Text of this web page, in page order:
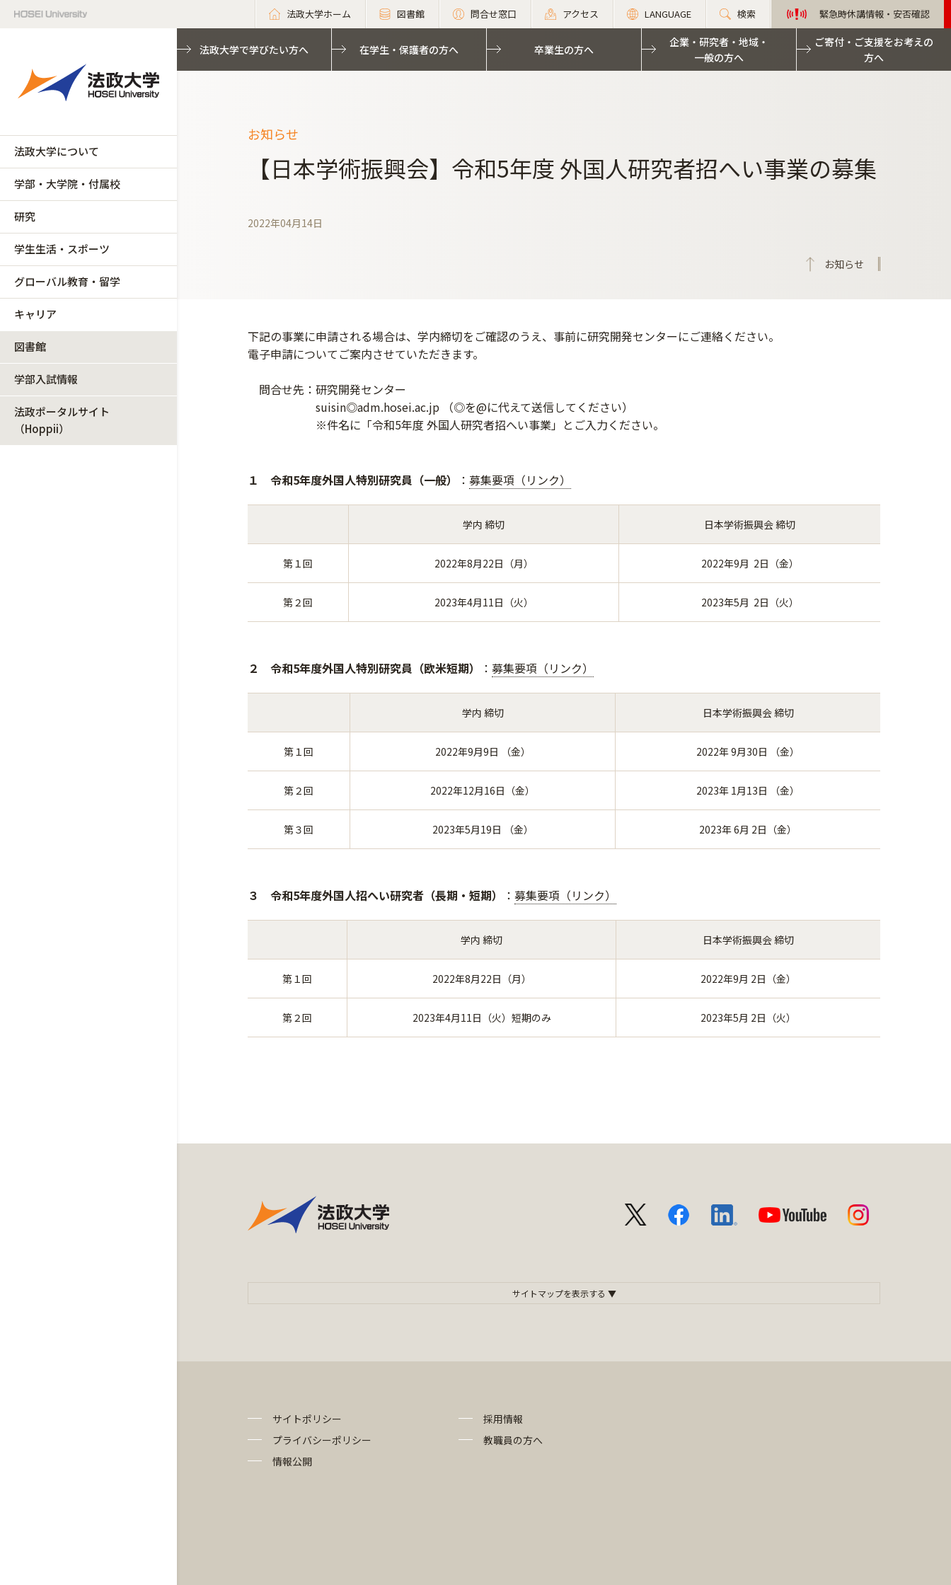
法政大学ホーム 図書館 問合せ窓口 アクセス LANGUAGE 検索 緊急時休講情報・安否確認
法政大学について
学部・大学院・付属校
研究
学生生活・スポーツ
グローバル教育・留学
キャリア
図書館
学部入試情報
法政ポータルサイト
（Hoppii）
法政大学で学びたい方へ 在学生・保護者の方へ 卒業生の方へ
企業・研究者・地域・
一般の方へ
ご寄付・ご支援をお考えの
方へ
お知らせ
【日本学術振興会】令和5年度 外国人研究者招へい事業の募集
2022年04月14日
お知らせ
下記の事業に申請される場合は、学内締切をご確認のうえ、事前に研究開発センターにご連絡ください。
電子申請についてご案内させていただきます。
問合せ先：研究開発センター
suisin◎adm.hosei.ac.jp （◎を@に代えて送信してください）
※件名に「令和5年度 外国人研究者招へい事業」とご入力ください。
１ 令和5年度外国人特別研究員（一般） ： 募集要項（リンク）
学内 締切 日本学術振興会 締切
第１回 2022年8月22日（月） 2022年9月 2日（金）
第２回 2023年4月11日（火） 2023年5月 2日（火）
２ 令和5年度外国人特別研究員（欧米短期） ： 募集要項（リンク）
学内 締切 日本学術振興会 締切
第１回 2022年9月9日 （金） 2022年 9月30日 （金）
第２回 2022年12月16日（金） 2023年 1月13日 （金）
第３回 2023年5月19日 （金） 2023年 6月 2日（金）
３ 令和5年度外国人招へい研究者（長期・短期） ： 募集要項（リンク）
学内 締切 日本学術振興会 締切
第１回 2022年8月22日（月） 2022年9月 2日（金）
第２回 2023年4月11日（火）短期のみ 2023年5月 2日（火）
サイトポリシー
プライバシーポリシー
情報公開
採用情報
教職員の方へ